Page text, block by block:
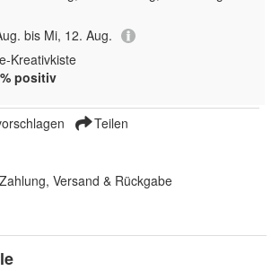
bis Mi, 12. Aug.
Kreativkiste
positiv
Teilen
Zahlung, Versand & Rückgabe